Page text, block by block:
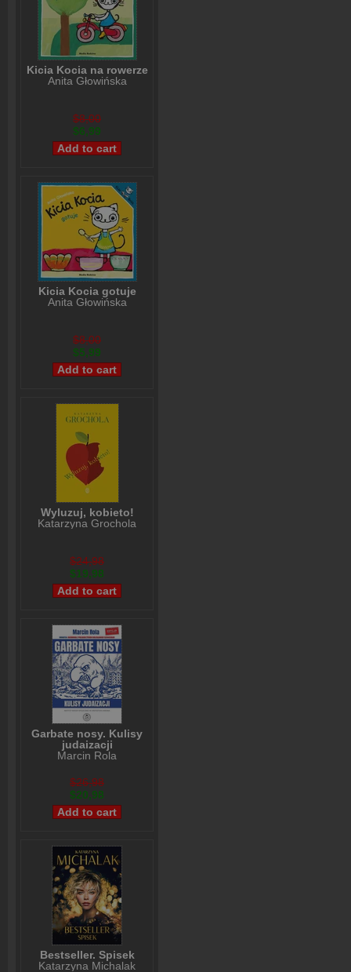
Kicia Kocia na rowerze
Anita Głowińska
$8,00
$6,99
Kicia Kocia gotuje
Anita Głowińska
$8,00
$5,99
Wyluzuj, kobieto!
Katarzyna Grochola
$24,98
$19,98
Garbate nosy. Kulisy
judaizacji
Marcin Rola
$26,98
$20,98
Bestseller. Spisek
Katarzyna Michalak